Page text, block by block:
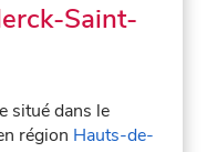
Saint-
situé dans le
région Hauts-de-